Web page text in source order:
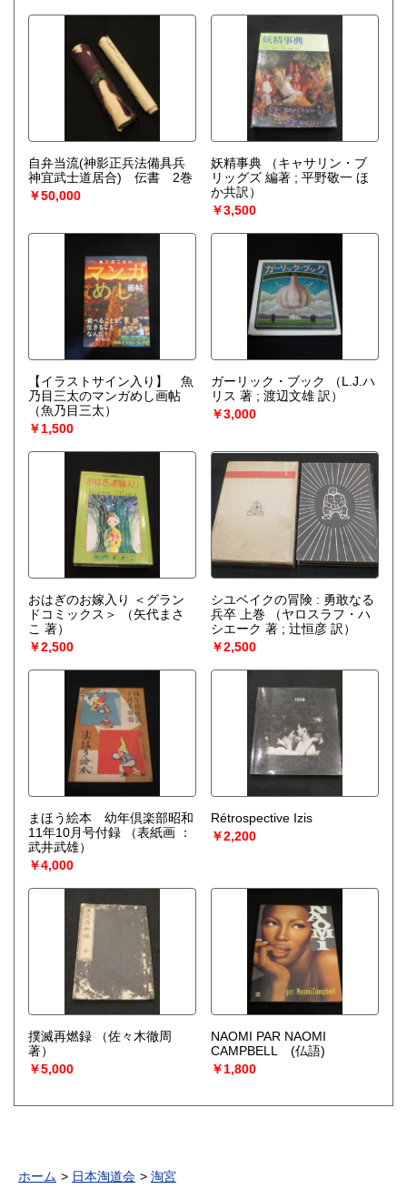
お電話やメール等にてご相談ください。
お買入れについての詳細は当店ブログ「練馬区の古本屋 古
書クマゴロウのブログ」内の「古書クマゴロウについて」記
事内に記載しております。
当店プロフィールページ最下部「Webサイトを見る」のボタ
ンにリンクがございますのでご本の整理をお考えの際にはど
うぞご覧ください。
歴史、趣味、サブカルチャー、古書一般（その他）
自弁当流(神影正兵法備具兵
神宜武士道居合) 伝書 2巻
￥50,000
妖精事典
（キャサリン・ブ
リッグズ 編著 ; 平野敬一 ほ
か共訳）
￥3,500
【イラストサイン入り】 魚
乃目三太のマンガめし画帖
（魚乃目三太）
￥1,500
ガーリック・ブック
（L.J.ハ
リス 著 ; 渡辺文雄 訳）
￥3,000
おはぎのお嫁入り ＜グラン
ドコミックス＞
（矢代まさ
こ 著）
￥2,500
シユベイクの冐険 : 勇敢なる
兵卒 上巻
（ヤロスラフ・ハ
シエーク 著 ; 辻恒彦 訳）
￥2,500
まほう絵本 幼年倶楽部昭和
11年10月号付録
（表紙画 ：
武井武雄）
￥4,000
Rétrospective Izis
￥2,200
撲滅再燃録
（佐々木徹周
著）
￥5,000
NAOMI PAR NAOMI
CAMPBELL (仏語)
￥1,800
ホーム 日本淘道会 淘宮